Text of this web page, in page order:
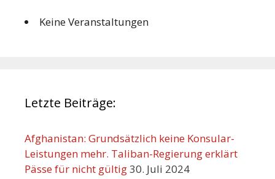
Keine Veranstaltungen
Letzte Beiträge:
Afghanistan: Grundsätzlich keine Konsular-
Leistungen mehr. Taliban-Regierung erklärt
Pässe für nicht gültig30. Juli 2024